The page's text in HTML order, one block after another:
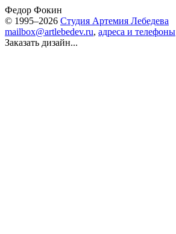
Федор Фокин
© 1995–2026 Студия Артемия Лебедева
mailbox@artlebedev.ru, адреса и телефоны
Заказать дизайн...